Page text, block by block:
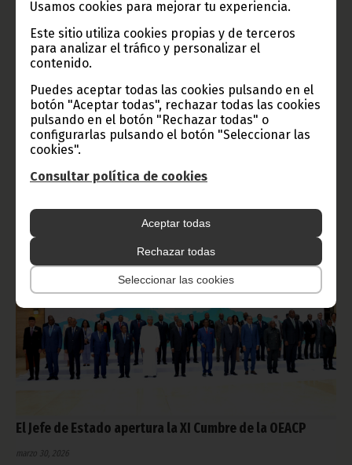
Usamos cookies para mejorar tu experiencia.
Este sitio utiliza cookies propias y de terceros
para analizar el tráfico y personalizar el
contenido.
Puedes aceptar todas las cookies pulsando en el
botón "Aceptar todas", rechazar todas las cookies
pulsando en el botón "Rechazar todas" o
configurarlas pulsando el botón "Seleccionar las
cookies".
Consultar política de cookies
Aceptar todas
Rechazar todas
Seleccionar las cookies
Pareja Real de Esuatini en Sipopo
marzo 30, 2026
El cordial encuentro ha tenido lugar en la tarde de este lunes,
30 de marzo, en una de las villas presidenciales de la ciudad
El Jefe de Estado apertura la XI Cumbre de la OEACP
marzo 30, 2026